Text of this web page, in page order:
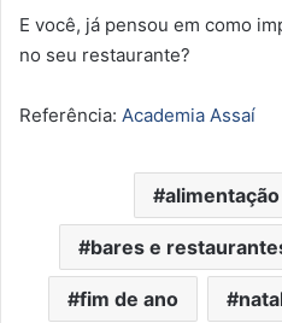
E você, já pensou em como
no seu restaurante?
Referência: Academia Assaí
bares e
fim de ano